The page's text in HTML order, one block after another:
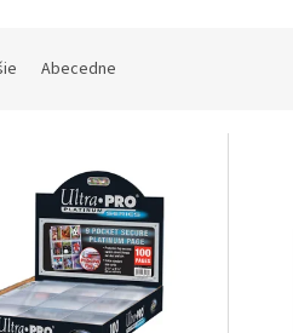
Abecedne